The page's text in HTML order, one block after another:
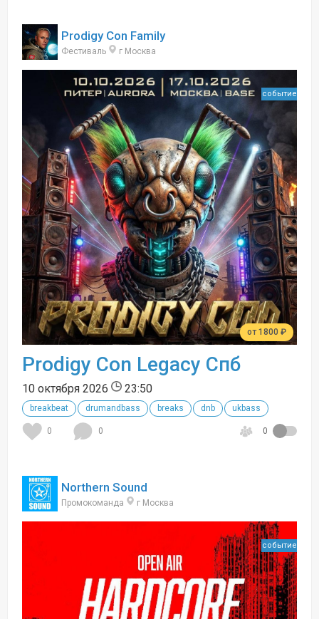
Prodigy Con Family
Фестиваль г Москва
от 1800 ₽
событие
Prodigy Con Legacy Спб
10 октября 2026 23:50
breakbeat drumandbass breaks dnb ukbass
0 0 0
Northern Sound
Промокоманда г Москва
событие